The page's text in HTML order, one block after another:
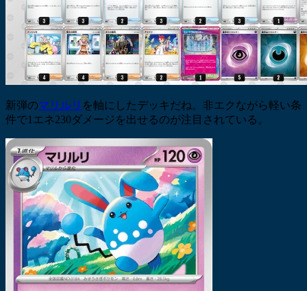
新弾のマリルリ を軸にしたデッキだね。非エクながら軽い条
件で1エネ230ダメージを出せるのが注目されている。